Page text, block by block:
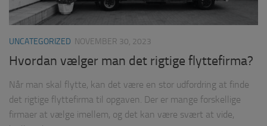
UNCATEGORIZED NOVEMBER 30, 2023
Hvordan vælger man det rigtige flyttefirma?
Når man skal flytte, kan det være en stor udfordring at finde
det rigtige flyttefirma til opgaven. Der er mange forskellige
firmaer at vælge imellem, og det kan være svært at vide,